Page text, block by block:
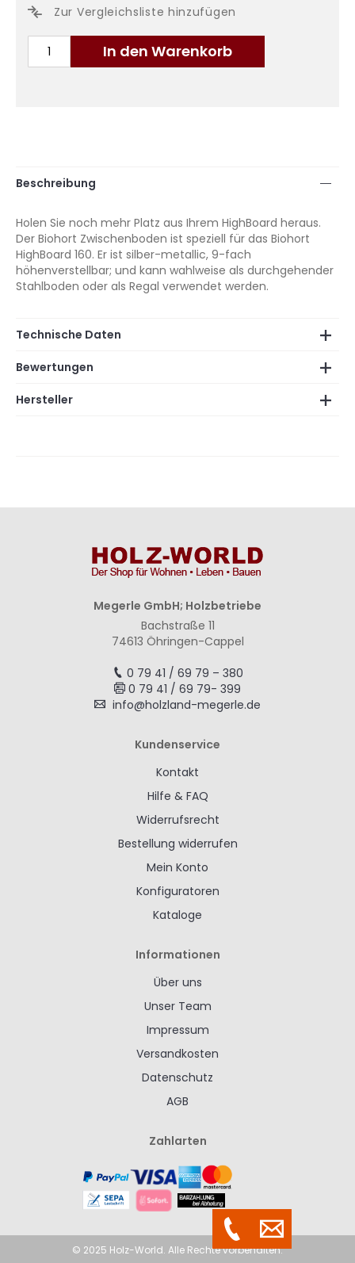
In den Warenkorb
Zur Vergleichsliste hinzufügen
Beschreibung
Holen Sie noch mehr Platz aus Ihrem HighBoard heraus.
Der Biohort Zwischenboden ist speziell für das Biohort
HighBoard 160. Er ist silber-metallic, 9-fach
höhenverstellbar; und kann wahlweise als durchgehender
Stahlboden oder als Regal verwendet werden.
Technische Daten
Bewertungen
Hersteller
Megerle GmbH; Holzbetriebe
Bachstraße 11
74613 Öhringen-Cappel
0 79 41 / 69 79 – 380
0 79 41 / 69 79- 399
info@holzland-megerle.de
Kundenservice
Kontakt
Hilfe & FAQ
Widerrufsrecht
Bestellung widerrufen
Mein Konto
Konfiguratoren
Kataloge
Informationen
Über uns
Unser Team
Impressum
Versandkosten
Datenschutz
AGB
Zahlarten
© 2025 Holz-World. Alle Rechte vorbehalten.